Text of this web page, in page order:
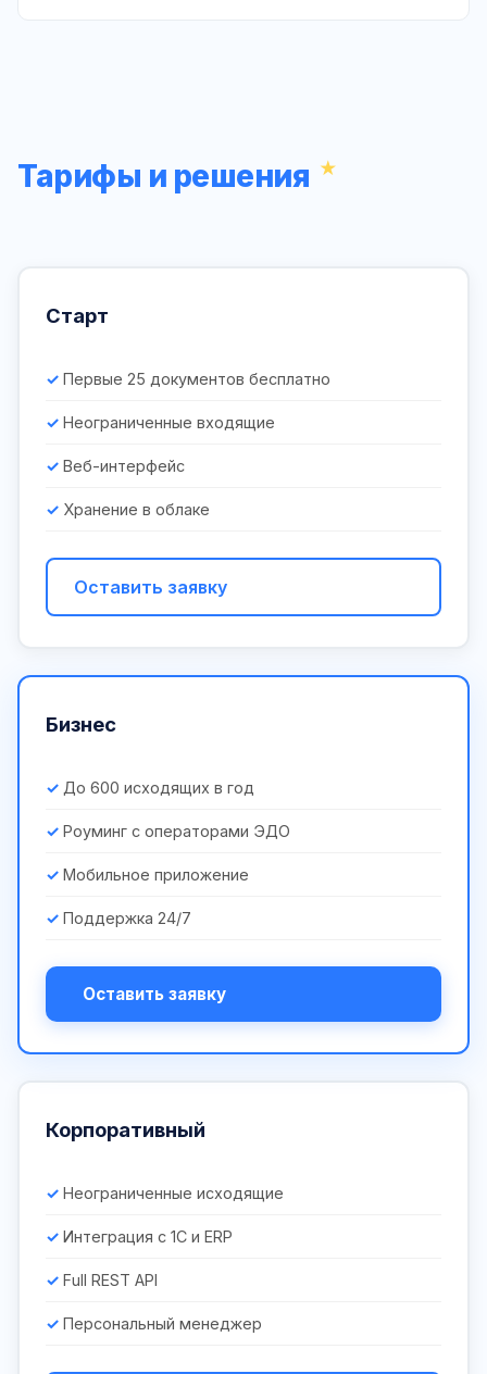
Тарифы и решения
Старт
Первые 25 документов бесплатно
Неограниченные входящие
Веб-интерфейс
Хранение в облаке
Оставить заявку
Бизнес
До 600 исходящих в год
Роуминг с операторами ЭДО
Мобильное приложение
Поддержка 24/7
Оставить заявку
Корпоративный
Неограниченные исходящие
Интеграция с 1С и ERP
Full REST API
Персональный менеджер